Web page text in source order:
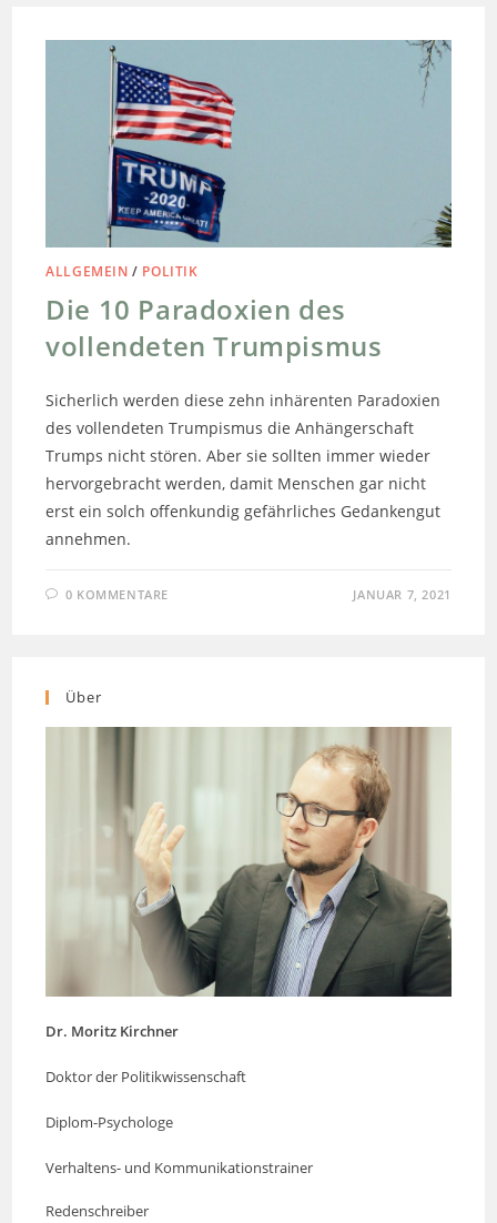
ALLGEMEIN / POLITIK
Die 10 Paradoxien des
vollendeten Trumpismus
Sicherlich werden diese zehn inhärenten Paradoxien
des vollendeten Trumpismus die Anhängerschaft
Trumps nicht stören. Aber sie sollten immer wieder
hervorgebracht werden, damit Menschen gar nicht
erst ein solch offenkundig gefährliches Gedankengut
annehmen.
0 KOMMENTARE JANUAR 7, 2021
Über
Dr. Moritz Kirchner
Doktor der Politikwissenschaft
Diplom-Psychologe
Verhaltens- und Kommunikationstrainer
Redenschreiber